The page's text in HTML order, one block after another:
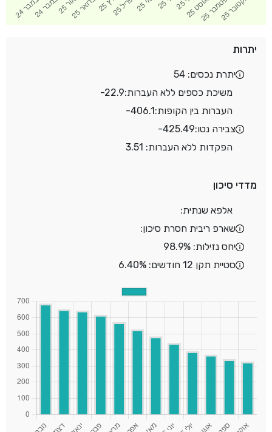
יתרות
יתרת נכסים: 54
משיכת כספים ללא העברות:-22.9
העברות בין הקופות:-406.1
צבירה נטו:-425.49
הפקדות ללא העברות: 3.51
מדדי סיכון
אלפא שנתית:
שארפ ריבית חסרת סיכון:
יחס נזילות: 98.9%
סטיית תקן 12 חודשים: 6.40%